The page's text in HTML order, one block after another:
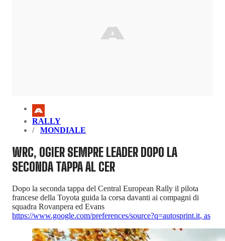
RALLY
MONDIALE
WRC, OGIER SEMPRE LEADER DOPO LA
SECONDA TAPPA AL CER
Dopo la seconda tappa del Central European Rally il pilota
francese della Toyota guida la corsa davanti ai compagni di
squadra Rovanpera ed Evans
https://www.google.com/preferences/source?q=autosprint.it, as